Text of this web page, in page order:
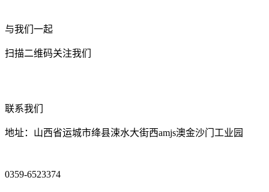
与我们一起
扫描二维码关注我们
联系我们
地址：山西省运城市绛县涑水大街西amjs澳金沙门工业园
0359-6523374